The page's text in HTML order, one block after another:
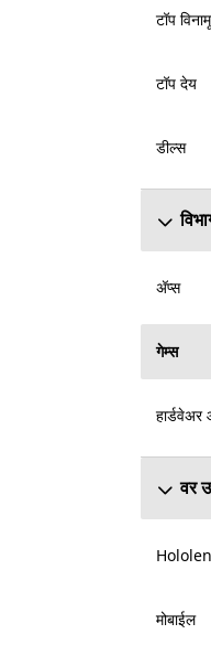
टॉप
टॉप देय
डील्स
अ‍ॅप्स
गेम्स
हार्डवेअर
वर
मोबाईल